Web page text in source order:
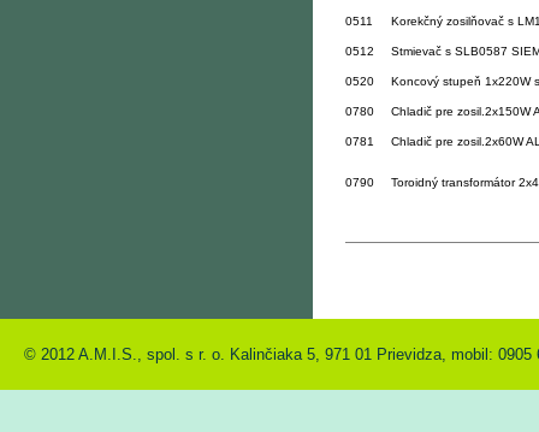
0511 Korekčný zosilňovač s
0512 Stmievač s SLB0587
0520 Koncový stupeň 1x220W
0780 Chladič pre zosil.2x150W
0781 Chladič pre zosil.2x60W
0790 Toroidný transformátor
© 2012 A.M.I.S., spol. s r. o. Kalinčiaka 5, 971 01 Prievidza, mobil: